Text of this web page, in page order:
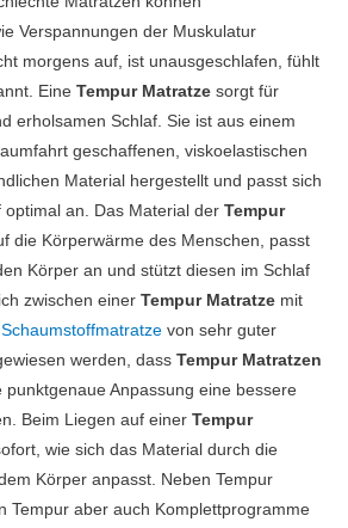
Verspannungen der Muskulatur
morgens auf, ist unausgeschlafen, fühlt
Eine Tempur Matratze sorgt für
erholsamen Schlaf. Sie ist aus einem
geschaffenen, viskoelastischen
Material hergestellt und passt sich
an. Das Material der Tempur
die Körperwärme des Menschen, passt
Körper an und stützt diesen im Schlaf
zwischen einer Tempur Matratze mit
Schaumstoffmatratze von sehr guter
werden, dass Tempur Matratzen
Anpassung eine bessere
Beim Liegen auf einer Tempur
wie sich das Material durch die
Körper anpasst. Neben Tempur
Tempur aber auch Komplettprogramme